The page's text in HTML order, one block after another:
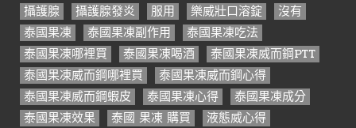
攝護腺
攝護腺發炎 服用 樂威壯口溶錠
沒有
泰國果凍
泰國果凍副作用
泰國果凍吃法
泰國果凍哪裡買
泰國果凍喝酒
泰國果凍威而鋼PTT
泰國果凍威而鋼哪裡買
泰國果凍威而鋼心得
泰國果凍威而鋼蝦皮
泰國果凍心得
泰國果凍成分
泰國果凍效果
泰國 果凍 購買
液態威心得